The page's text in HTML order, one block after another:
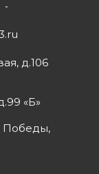
д.106
«Б»
Победы,